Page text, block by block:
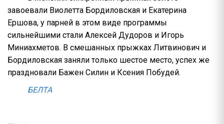
завоевали Виолетта Бордиловская и Екатерина
Ершова, у парней в этом виде программы
сильнейшими стали Алексей Дудоров и Игорь
Миниахметов. В смешанных прыжках Литвинович и
Бордиловская заняли только шестое место, успех же
праздновали Бажен Силин и Ксения Побудей.
БЕЛТА